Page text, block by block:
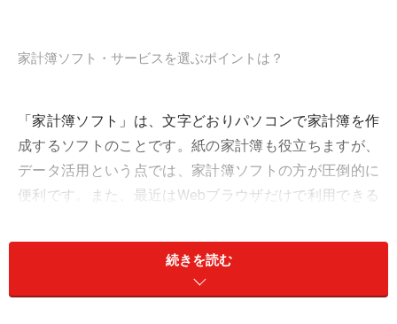
家計簿ソフト・サービスを選ぶポイントは？
「家計簿ソフト」は、文字どおりパソコンで家計簿を作
成するソフトのことです。紙の家計簿も役立ちますが、
データ活用という点では、家計簿ソフトの方が圧倒的に
便利です。また、最近はWebブラウザだけで利用できる
イントと代表的な製品・サービスを紹介します。
＜目次＞
続きを読む